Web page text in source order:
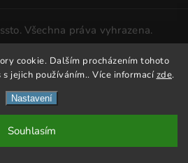
cookie. Dalším procházením tohoto
jejich používáním.. Více informacízde.
Nastavení
Souhlasím
. Všechna práva vyhrazena.